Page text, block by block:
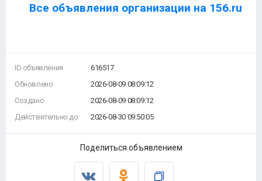
Все объявления организации на 156.ru
ID объявления
Обновлено
Создано
Действительно до
616517
2026-08-09 08:09:12
2026-08-09 08:09:12
2026-08-30 09:50:05
Поделиться объявлением